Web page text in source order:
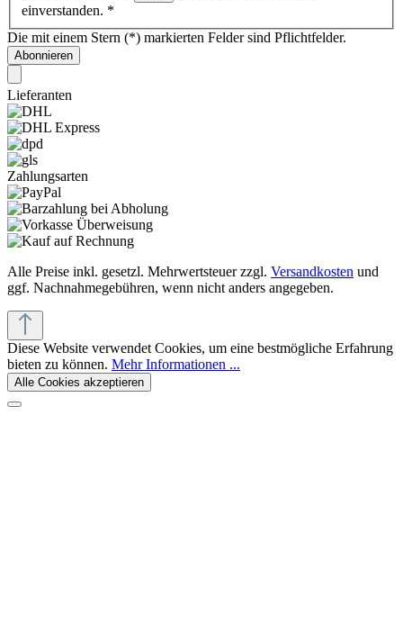
einverstanden. *
Die mit einem Stern (*) markierten Felder sind Pflichtfelder.
Abonnieren
Lieferanten
Zahlungsarten
Alle Preise inkl. gesetzl. Mehrwertsteuer zzgl. Versandkosten und
ggf. Nachnahmegebühren, wenn nicht anders angegeben.
Diese Website verwendet Cookies, um eine bestmögliche Erfahrung
bieten zu können. Mehr Informationen ...
Alle Cookies akzeptieren